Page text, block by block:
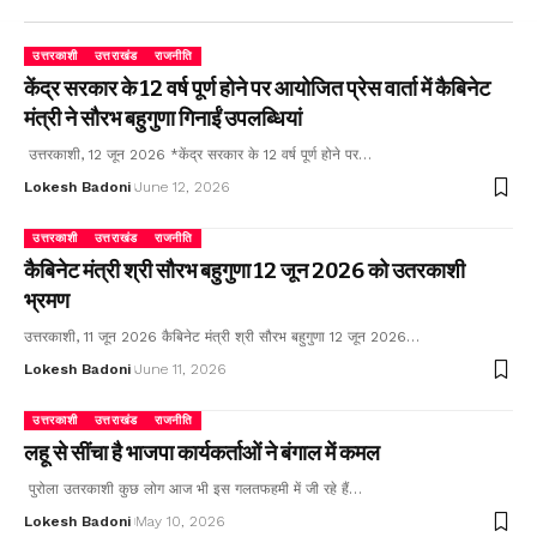
उत्तरकाशी उत्तराखंड राजनीति
केंद्र सरकार के 12 वर्ष पूर्ण होने पर आयोजित प्रेस वार्ता में कैबिनेट
मंत्री ने सौरभ बहुगुणा गिनाईं उपलब्धियां
उत्तरकाशी, 12 जून 2026 *केंद्र सरकार के 12 वर्ष पूर्ण होने पर…
Lokesh Badoni June 12, 2026
उत्तरकाशी उत्तराखंड राजनीति
कैबिनेट मंत्री श्री सौरभ बहुगुणा 12 जून 2026 को उतरकाशी
भ्रमण
उत्तरकाशी, 11 जून 2026 कैबिनेट मंत्री श्री सौरभ बहुगुणा 12 जून 2026…
Lokesh Badoni June 11, 2026
उत्तरकाशी उत्तराखंड राजनीति
लहू से सींचा है भाजपा कार्यकर्ताओं ने बंगाल में कमल
पुरोला उतरकाशी कुछ लोग आज भी इस गलतफहमी में जी रहे हैं…
Lokesh Badoni May 10, 2026